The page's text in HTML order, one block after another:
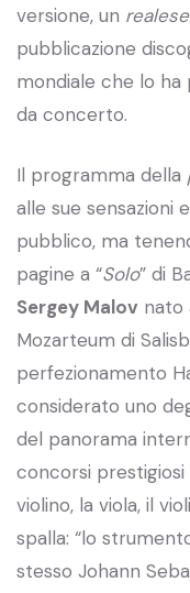
versione, un realese
pubblicazione
mondiale che lo
da concerto.
Il programma della
alle sue sensazioni
pubblico, ma
pagine a “Solo” di
Sergey Malov nato
Mozarteum di
perfezionamento
considerato uno
del panorama
concorsi
violino, la viola, il
spalla: “lo
stesso Johann